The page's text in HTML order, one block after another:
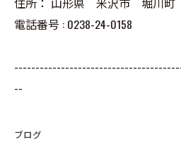
電話番号 : 0238-24-0158
--
ブログ